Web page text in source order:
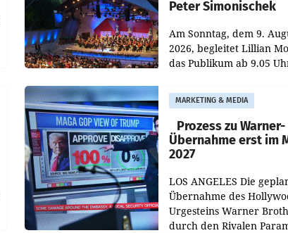
Peter Simonischek
Am Sonntag, dem 9.
2026, begleitet Lillian
das Publikum ab 9.05
„Kulturmatinee“. Die
startet mit der
„20 Jahre Grafenegg
MARKETING & MEDIA
Prozess zu Warner-
Übernahme erst im
2027
LOS ANGELES Die
Übernahme des
Urgesteins Warner
durch den Rivalen